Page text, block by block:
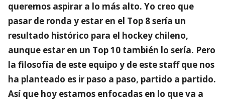
queremos aspirar a lo más alto. Yo creo que
pasar de ronda y estar en el Top 8 sería un
resultado histórico para el hockey chileno,
aunque estar en un Top 10 también lo sería. Pero
la filosofía de este equipo y de este staff que nos
ha planteado es ir paso a paso, partido a partido.
Así que hoy estamos enfocadas en lo que va a